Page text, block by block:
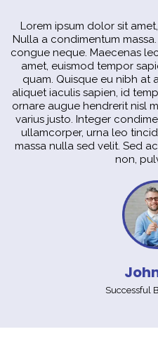
Lorem ipsum dolor sit
Nulla a condimentum
congue neque. Maecenas
amet, euismod tempor
quam. Quisque eu nibh at
aliquet iaculis sapien, id
ornare augue hendrerit nisl
varius justo. Integer
ullamcorper, urna leo
massa nulla sed velit. Sed
non,
Successful